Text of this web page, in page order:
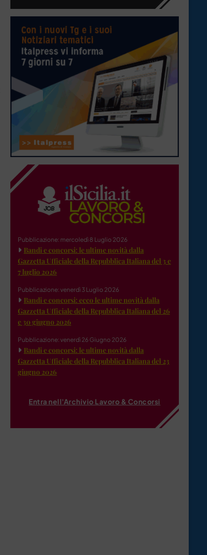
Pubblicazione: mercoledì 8 Luglio 2026
Bandi e concorsi: le ultime novità dalla
Gazzetta Ufficiale della Repubblica Italiana del 3 e
7 luglio 2026
Pubblicazione: venerdì 3 Luglio 2026
Bandi e concorsi: ecco le ultime novità dalla
Gazzetta Ufficiale della Repubblica Italiana del 26
e 30 giugno 2026
Pubblicazione: venerdì 26 Giugno 2026
Bandi e concorsi: le ultime novità dalla
Gazzetta Ufficiale della Repubblica Italiana del 23
giugno 2026
Entra nell'Archivio Lavoro & Concorsi